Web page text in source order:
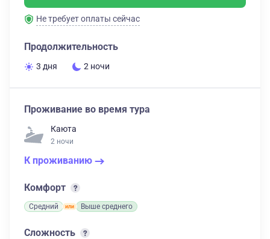
Не требует оплаты сейчас
Продолжительность
3 дня 2 ночи
Проживание во время тура
Каюта
2 ночи
К проживанию
Комфорт
Средний Выше среднего
Сложность